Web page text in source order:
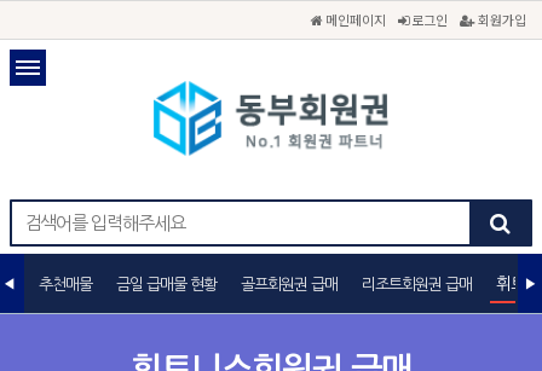
메인페이지 로그인 회원가입
추천매물 금일 급매물 현황 골프회원권 급매 리조트회원권 급매 휘트